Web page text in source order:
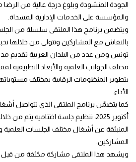
الجودة المنشودة وبلوغ درجة عالية من
والمؤسسة على الخدمات الإدارية المسداة.
ويتضمن برنامج هذا الملتقى سلسلة من
بالنقاش مع المشاركين وتتولى من خلالها
تونس ومن عدد من البلدان العربية تقديم
مختلف الجوانب العلمية والأبعاد التطبيقية
بتطوير المنظومات الرقابية بمختلف
الأداء.
أكتوبر 2025، تنظيم جلسة اختتاميه يتم
المنبثقة عن أشغال مختلف الجلسات العلمية
المشاركين.
ويشهد هذا الملتقى مشاركة مكثفة من قبل